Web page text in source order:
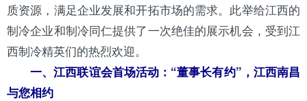
质资源，满足企业发展和开拓市场的需求。此举给江西的
制冷企业和制冷同仁提供了一次绝佳的展示机会，受到江
西制冷精英们的热烈欢迎。
一、江西联谊会首场活动：“董事长有约”，江西南昌
与您相约